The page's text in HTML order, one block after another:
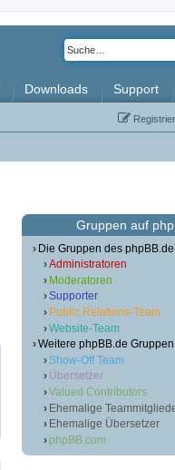
Downloads Support
Gruppen auf
Die Gruppen des
Administratoren
Moderatoren
Supporter
Public Relations-Team
Website-Team
Weitere phpBB.de Gruppen
Show-Off Team
Übersetzer
Valued Contributors
Ehemalige
Ehemalige Übersetzer
phpBB.com